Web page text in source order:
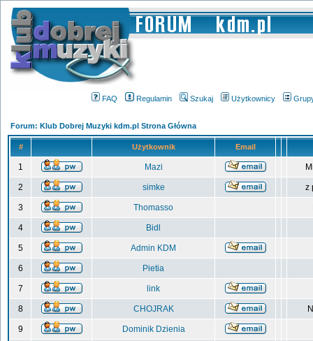
FAQ Regulamin Szukaj Użytkownicy
Forum: Klub Dobrej Muzyki kdm.pl Strona Główna
# Użytkownik Email
1 Mazi
2 simke z
3 Thomasso
4 Bidl
5 Admin KDM
6 Pietia
7 link
8 CHOJRAK
9 Dominik Dzienia